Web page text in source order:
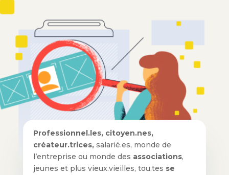
Professionnel.les, citoyen.nes,
créateur.trices,salarié.es, monde de
l’entreprise ou monde des associations,
jeunes et plus vieux.vieilles, tou.tes se